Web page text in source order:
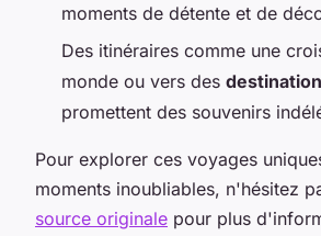
moments de détente et de
Des itinéraires comme une
monde ou vers des
promettent des souvenirs
Pour explorer ces voyages
moments inoubliables, n'hésitez
source originale pour plus